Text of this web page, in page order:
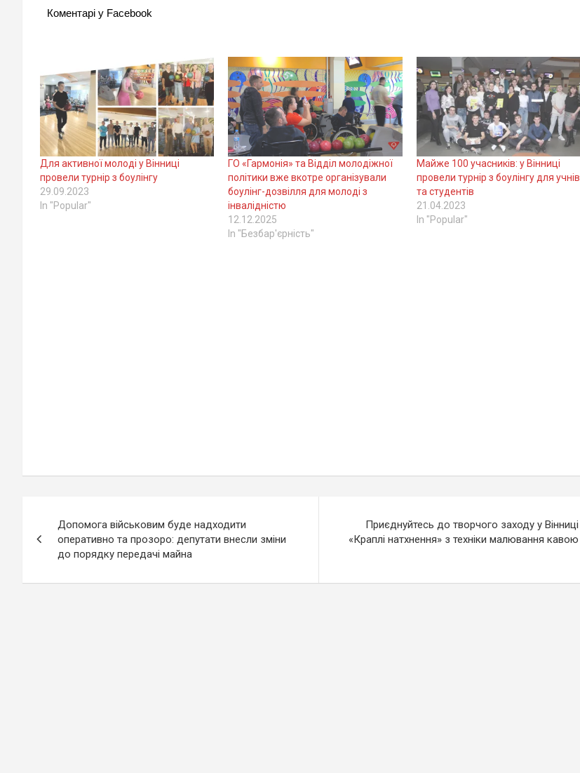
Коментарі у Facebook
Для активної молоді у Вінниці
провели турнір з боулінгу
29.09.2023
In "Popular"
ГО «Гармонія» та Відділ молодіжної
політики вже вкотре організували
боулінг-дозвілля для молоді з
інвалідністю
12.12.2025
In "Безбар'єрність"
Майже 100 учасників: у Вінниці
провели турнір з боулінгу для учнів
та студентів
21.04.2023
In "Popular"
записів
Допомога військовим буде надходити
оперативно та прозоро: депутати внесли зміни
до порядку передачі майна
Приєднуйтесь до творчого заходу у Вінниці
«Краплі натхнення» з техніки малювання кавою